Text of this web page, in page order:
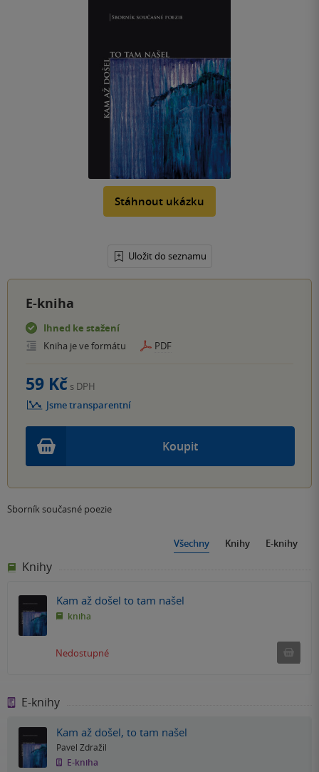
Stáhnout ukázku
Uložit do seznamu
E-kniha
Ihned ke stažení
Kniha je ve formátu
PDF
Koupit
59 Kč s DPH
Jsme transparentní
Sborník současné poezie
Všechny Knihy E-knihy
Knihy
Kam až došel to tam našel
kniha
Nedostupné
E-knihy
Kam až došel, to tam našel
Pavel Zdražil
E-kniha